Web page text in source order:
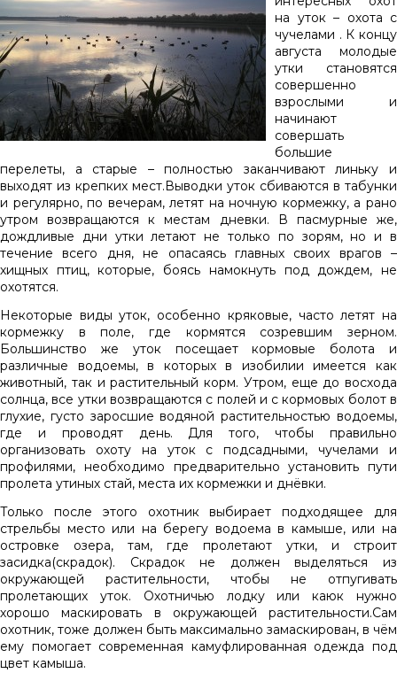
на уток – охота с
чучелами . К концу
августа молодые
утки становятся
совершенно
взрослыми и
начинают
совершать
большие
перелеты, а старые – полностью заканчивают линьку и
выходят из крепких мест.Выводки уток сбиваются в табунки
и регулярно, по вечерам, летят на ночную кормежку, а рано
утром возвращаются к местам дневки. В пасмурные же,
дождливые дни утки летают не только по зорям, но и в
течение всего дня, не опасаясь главных своих врагов –
хищных птиц, которые, боясь намокнуть под дождем, не
охотятся.
Некоторые виды уток, особенно кряковые, часто летят на
кормежку в поле, где кормятся созревшим зерном.
Большинство же уток посещает кормовые болота и
различные водоемы, в которых в изобилии имеется как
животный, так и растительный корм. Утром, еще до восхода
солнца, все утки возвращаются с полей и с кормовых болот в
глухие, густо заросшие водяной растительностью водоемы,
где и проводят день. Для того, чтобы правильно
организовать охоту на уток с подсадными, чучелами и
профилями, необходимо предварительно установить пути
пролета утиных стай, места их кормежки и днёвки.
Только после этого охотник выбирает подходящее для
стрельбы место или на берегу водоема в камыше, или на
островке озера, там, где пролетают утки, и строит
засидка(скрадок). Скрадок не должен выделяться из
окружающей растительности, чтобы не отпугивать
пролетающих уток. Охотничью лодку или каюк нужно
хорошо маскировать в окружающей растительности.Сам
охотник, тоже должен быть максимально замаскирован, в чём
ему помогает современная камуфлированная одежда под
цвет камыша.